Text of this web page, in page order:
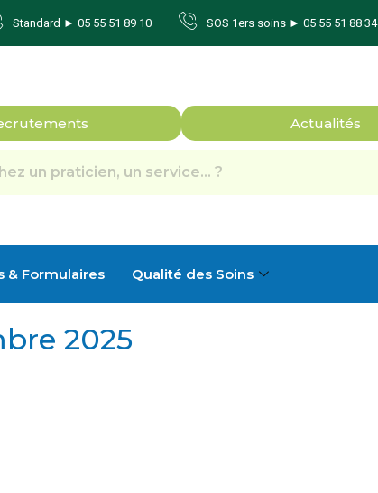
Standard ► 05 55 51 89 10 SOS 1ers soins ► 05 55 51 88 34
Actualités
& Formulaires Qualité des Soins
2025